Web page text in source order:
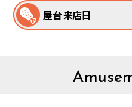
屋台 来店日